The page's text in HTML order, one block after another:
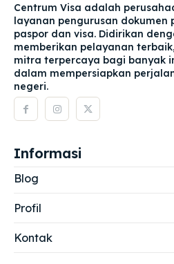
Centrum Visa adalah
layanan pengurusan dokumen
paspor dan visa. Didirikan
memberikan pelayanan
mitra terpercaya bagi banyak
dalam mempersiapkan
negeri.
Informasi
Blog
Profil
Kontak